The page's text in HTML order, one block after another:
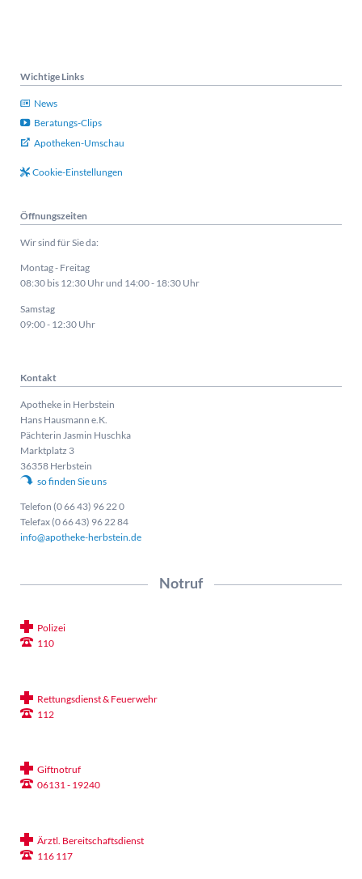
Wichtige Links
News
Beratungs-Clips
Apotheken-Umschau
Cookie-Einstellungen
Öffnungszeiten
Wir sind für Sie da:
Montag - Freitag
08:30 bis 12:30 Uhr und 14:00 - 18:30 Uhr
Samstag
09:00 - 12:30 Uhr
Kontakt
Apotheke in Herbstein
Hans Hausmann e.K.
Pächterin Jasmin Huschka
Marktplatz 3
36358 Herbstein
so finden Sie uns
Telefon (0 66 43) 96 22 0
Telefax (0 66 43) 96 22 84
info@apotheke-herbstein.de
Notruf
Polizei
110
Rettungsdienst & Feuerwehr
112
Giftnotruf
06131 - 19240
Ärztl. Bereitschaftsdienst
116 117